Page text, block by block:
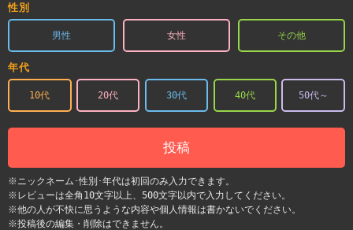
性別
男性 女性 その他
年代
10代 20代 30代 40代 50代～
投稿
※ニックネーム･性別･年代は初回のみ入力できます。
※レビューは全角10文字以上、500文字以内で入力してください。
※他の人が不快に思うような内容や個人情報は書かないでください。
※投稿後の編集・削除はできません。